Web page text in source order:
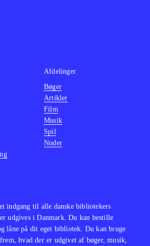
indgang til alle danske bibliotekers
udgives i Danmark. Du kan bestille
låne på dit eget bibliotek. Du kan bruge
hvad der er udgivet af bøger, musik,
Afdelinger
Bøger
Artikler
Film
Musik
Spil
Noder